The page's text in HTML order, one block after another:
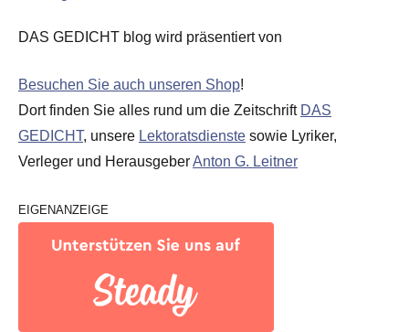
DAS GEDICHT blog wird präsentiert von
Besuchen Sie auch unseren Shop!
Dort finden Sie alles rund um die Zeitschrift DAS
GEDICHT, unsere Lektoratsdienste sowie Lyriker,
Verleger und HerausgeberAnton G. Leitner
EIGENANZEIGE